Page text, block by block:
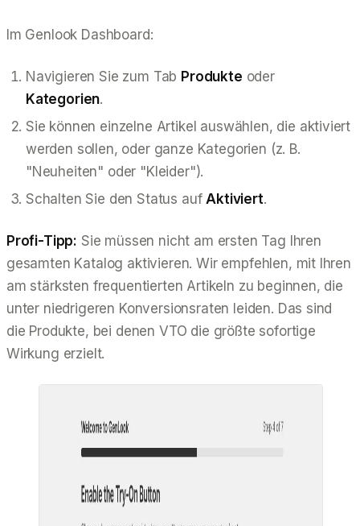
Im Genlook Dashboard:
Navigieren Sie zum Tab Produkte oder
Kategorien.
Sie können einzelne Artikel auswählen, die aktiviert
werden sollen, oder ganze Kategorien (z. B.
"Neuheiten" oder "Kleider").
Schalten Sie den Status auf Aktiviert.
Profi-Tipp: Sie müssen nicht am ersten Tag Ihren
gesamten Katalog aktivieren. Wir empfehlen, mit Ihren
am stärksten frequentierten Artikeln zu beginnen, die
unter niedrigeren Konversionsraten leiden. Das sind
die Produkte, bei denen VTO die größte sofortige
Wirkung erzielt.